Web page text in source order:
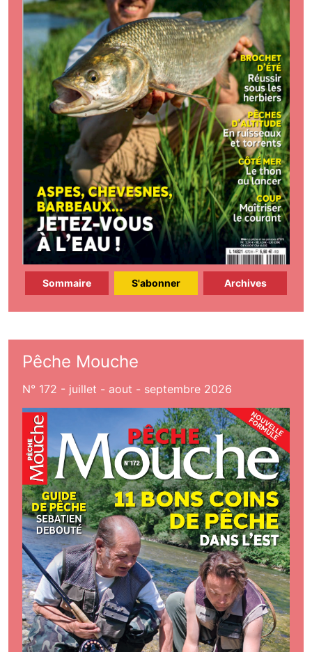
Sommaire S'abonner Archives
Pêche Mouche
N° 172 - juillet - aout - septembre 2026